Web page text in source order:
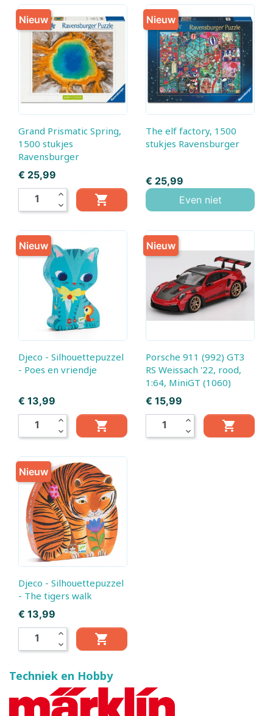
Grand Prismatic Spring,
1500 stukjes
Ravensburger
Prijs
€ 25,99
expand_less
expand_more

Nieuw
The elf factory, 1500
stukjes Ravensburger
Prijs
€ 25,99
Even niet
Nieuw
Djeco - Silhouettepuzzel
- Poes en vriendje
Prijs
€ 13,99
expand_less
expand_more

Nieuw
Porsche 911 (992) GT3
RS Weissach '22, rood,
1:64, MiniGT (1060)
Prijs
€ 15,99
expand_less
expand_more

Nieuw
Djeco - Silhouettepuzzel
- The tigers walk
Prijs
€ 13,99
expand_less
expand_more

Nieuw
Techniek en Hobby